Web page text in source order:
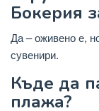
Бокерия
Да – оживено е,
сувенири.
Къде да
плажа?